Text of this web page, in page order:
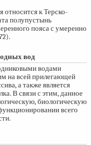
относится к Терско-
полупустынь
пояса с умеренно
вод
водами
на всей прилегающей
а также является
В связи с этим, данное
биологическую
всего